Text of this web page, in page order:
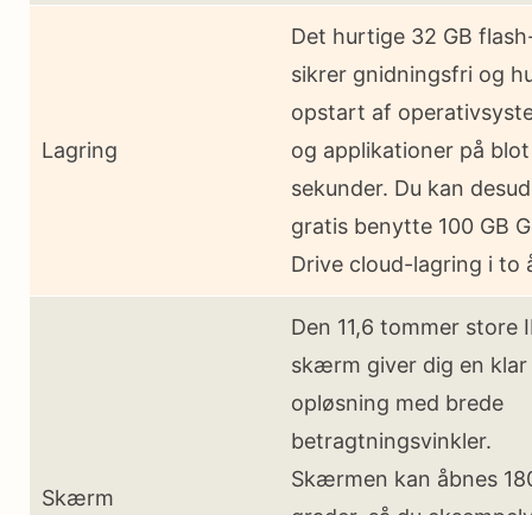
Lagring
Det hurtige 32 GB
sikrer gnidningsfri og
opstart af
og applikationer på
sekunder. Du kan
gratis benytte 100 GB
Drive cloud-lagring i to
Skærm
Den 11,6 tommer store
skærm giver dig en klar
opløsning med brede
betragtningsvinkler.
Skærmen kan åbnes